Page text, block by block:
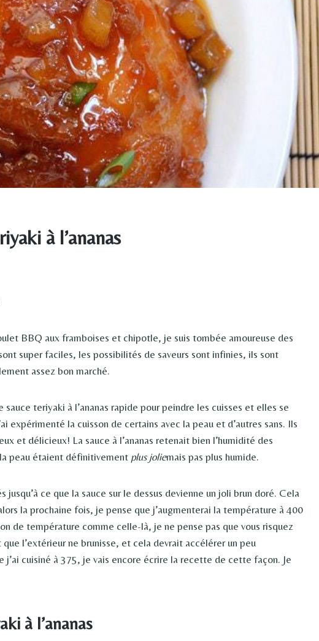
à l’ananas
BBQ aux framboises et chipotle, je suis tombée amoureuse des
super faciles, les possibilités de saveurs sont infinies, ils sont
assez bon marché.
teriyaki à l’ananas rapide pour peindre les cuisses et elles se
expérimenté la cuisson de certains avec la peau et d’autres sans. Ils
et délicieux! La sauce à l’ananas retenait bien l’humidité des
la peau étaient définitivement plus joliemais pas plus humide.
jusqu’à ce que la sauce sur le dessus devienne un joli brun doré. Cela
la prochaine fois, je pense que j’augmenterai la température à 400
de température comme celle-là, je ne pense pas que vous risquez
l’extérieur ne brunisse, et cela devrait accélérer un peu
j’ai cuisiné à 375, je vais encore écrire la recette de cette façon. Je
à l’ananas